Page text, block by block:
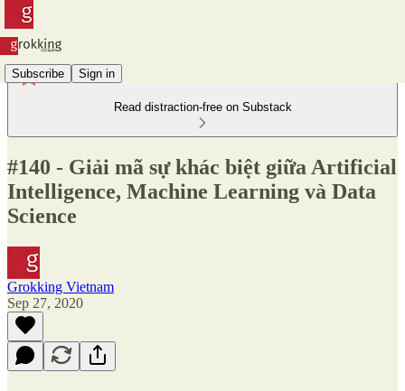
Subscribe Sign in
Read distraction-free on Substack
#140 - Giải mã sự khác biệt giữa Artificial
Intelligence, Machine Learning và Data
Science
Grokking Vietnam
Sep 27, 2020